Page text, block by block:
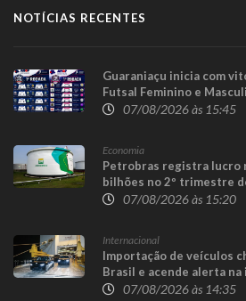
NOTÍCIAS RECENTES
Guaraniaçu inicia com
Futsal Feminino e
07/08/2026 às 15:45
Economia
Petrobras registra lucro
bilhões no 2º trimestre
defasagem nos
07/08/2026 às 15:20
Internacional
Importação de veículos
Brasil e acende alerta
07/08/2026 às 14:35